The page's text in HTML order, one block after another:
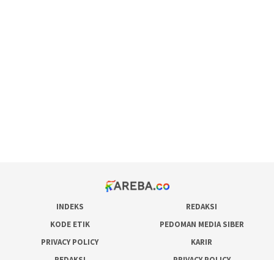
INDEKS
REDAKSI
KODE ETIK
PEDOMAN MEDIA SIBER
PRIVACY POLICY
KARIR